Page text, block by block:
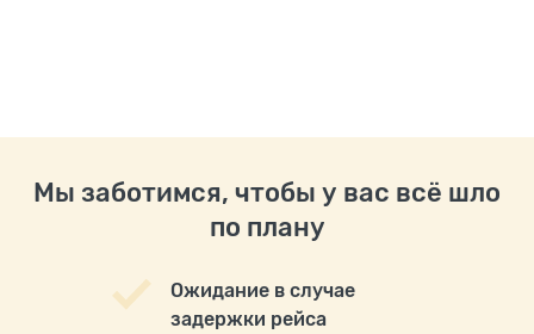
Мы заботимся, чтобы у вас всё шло
по плану
Ожидание в случае
задержки рейса